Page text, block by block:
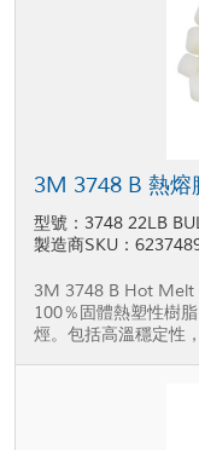
3M 3748 B 熱熔
型號：3748 22LB
製造商SKU：
3M 3748 B Hot Melt
100％固體熱塑性樹
烴。包括高溫穩定性